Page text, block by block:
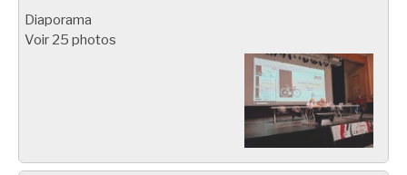
Diaporama
Voir 25 photos